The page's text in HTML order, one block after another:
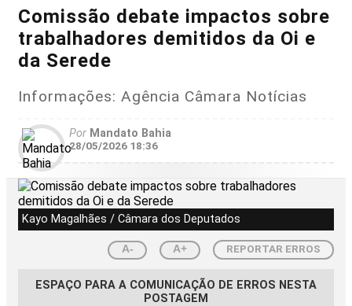
Comissão debate impactos sobre
trabalhadores demitidos da Oi e
da Serede
Informações: Agência Câmara Notícias
Por Mandato Bahia
28/05/2026 18:36
Kayo Magalhães / Câmara dos Deputados
A- A+ REPORTAR ERROS
ESPAÇO PARA A COMUNICAÇÃO DE ERROS NESTA
POSTAGEM